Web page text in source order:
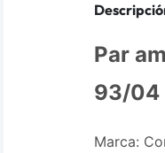
Par
93/04
Marca: